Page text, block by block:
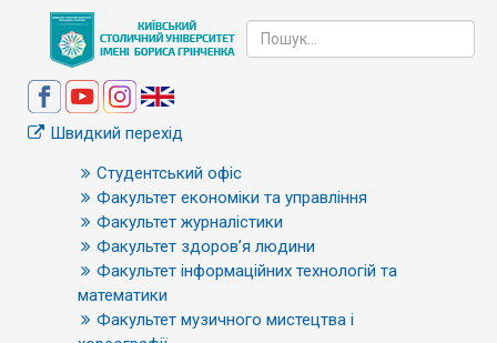
Швидкий перехід
Студентський офіс
Факультет економіки та управління
Факультет журналістики
Факультет здоров’я людини
Факультет інформаційних технологій та
математики
Факультет музичного мистецтва і